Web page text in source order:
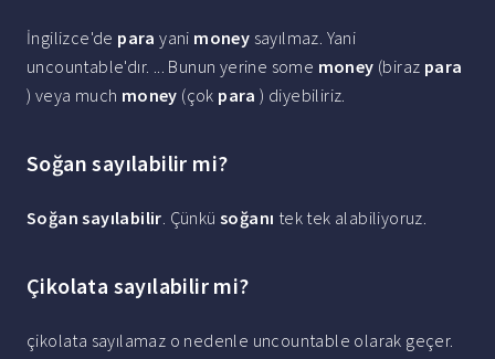
İngilizce'de para yani money sayılmaz. Yani
uncountable'dır. ... Bunun yerine some money (biraz para
) veya much money (çok para ) diyebiliriz.
Soğan sayılabilir mi?
Soğan sayılabilir. Çünküsoğanı tek tek alabiliyoruz.
Çikolata sayılabilir mi?
çikolata sayılamaz o nedenle uncountable olarak geçer.